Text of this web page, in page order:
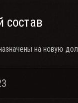
состав
на новую